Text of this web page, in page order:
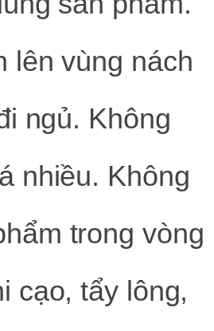
lên vùng nách
ngủ. Không
nhiều. Không
trong vòng
cạo, tẩy lông,